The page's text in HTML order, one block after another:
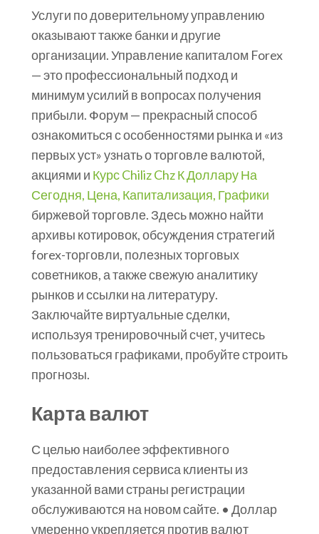
Услуги по доверительному управлению
оказывают также банки и другие
организации. Управление капиталом Forex
— это профессиональный подход и
минимум усилий в вопросах получения
прибыли. Форум — прекрасный способ
ознакомиться с особенностями рынка и «из
первых уст» узнать о торговле валютой,
акциями и Курс Chiliz Chz К Доллару На
Сегодня, Цена, Капитализация, Графики
биржевой торговле. Здесь можно найти
архивы котировок, обсуждения стратегий
forex-торговли, полезных торговых
советников, а также свежую аналитику
рынков и ссылки на литературу.
Заключайте виртуальные сделки,
используя тренировочный счет, учитесь
пользоваться графиками, пробуйте строить
прогнозы.
Карта валют
С целью наиболее эффективного
предоставления сервиса клиенты из
указанной вами страны регистрации
обслуживаются на новом сайте. • Доллар
умеренно укрепляется против валют